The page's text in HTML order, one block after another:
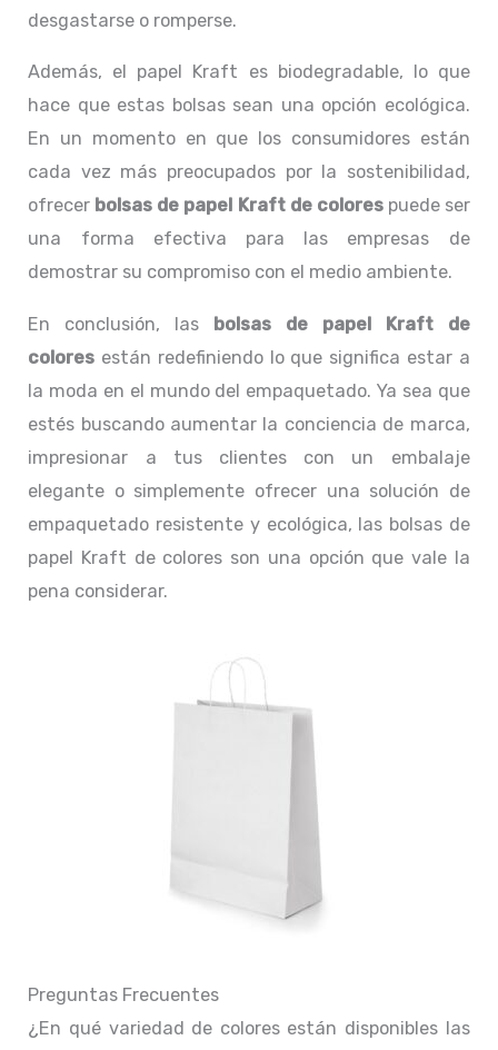
desgastarse o romperse.
Además, el papel Kraft es biodegradable, lo que
hace que estas bolsas sean una opción ecológica.
En un momento en que los consumidores están
cada vez más preocupados por la sostenibilidad,
ofrecer bolsas de papel Kraft de colorespuede ser
una forma efectiva para las empresas de
demostrar su compromiso con el medio ambiente.
En conclusión, las bolsas de papel Kraft de
colores están redefiniendo lo que significa estar a
la moda en el mundo del empaquetado. Ya sea que
estés buscando aumentar la conciencia de marca,
impresionar a tus clientes con un embalaje
elegante o simplemente ofrecer una solución de
empaquetado resistente y ecológica, las bolsas de
papel Kraft de colores son una opción que vale la
pena considerar.
Preguntas Frecuentes
¿En qué variedad de colores están disponibles las